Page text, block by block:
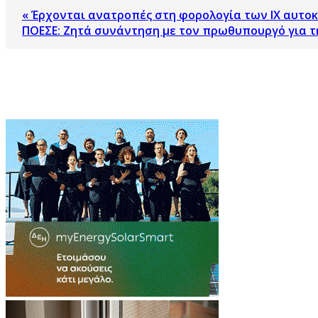
« Έρχονται ανατροπές στη φορολογία των ΙΧ
ΠΟΕΣΕ: Ζητά συνάντηση με τον πρωθυπουργό για